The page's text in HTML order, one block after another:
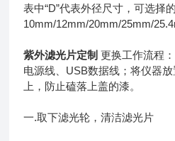
表中“D”代表外径尺寸，可选择
10mm/12mm/20mm/25mm/
紫外滤光片定制更换工作流程
电源线、USB数据线；将仪器
上，防止磕落上盖的漆。
一.取下滤光轮，清洁滤光片